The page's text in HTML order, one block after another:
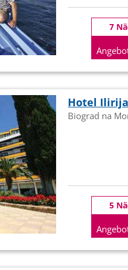
7
Hotel Ilirija
Biograd na
5